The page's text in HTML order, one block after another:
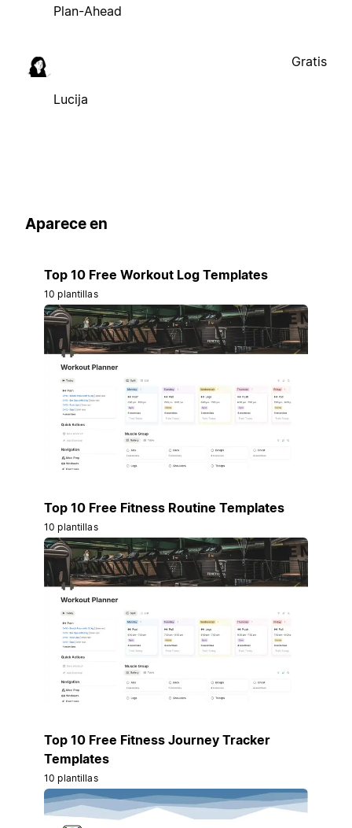
Plan-Ahead
Lucija
Gratis
Aparece en
Top 10 Free Workout Log Templates
10 plantillas
Top 10 Free Fitness Routine Templates
10 plantillas
Top 10 Free Fitness Journey Tracker
Templates
10 plantillas